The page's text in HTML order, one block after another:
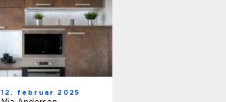
12. februar 2025